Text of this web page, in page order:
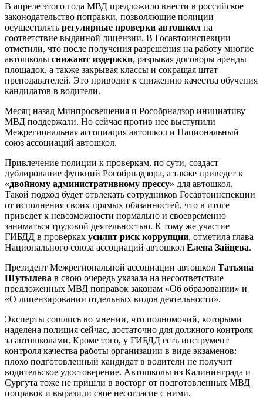
В апреле этого года МВД предложило внести в российское
законодательство поправки, позволяющие полиции
осуществлять регулярные проверки автошкол на
соответствие выданной лицензии. В Госавтоинспекции
отметили, что после получения разрешения на работу многие
автошколы снижают издержки, разрывая договоры аренды
площадок, а также закрывая классы и сокращая штат
преподавателей. Это приводит к снижению качества обучения
кандидатов в водители.
Месяц назад Минпросвещения и Рособрнадзор инициативу
МВД поддержали. Но сейчас против нее выступили
Межрегиональная ассоциация автошкол и Национальный
союз ассоциаций автошкол.
Привлечение полиции к проверкам, по сути, создаст
дублирование функций Рособрнадзора, а также приведет к
«двойному административному прессу» для автошкол.
Такой подход будет отвлекать сотрудников Госавтоинспекции
от исполнения своих прямых обязанностей, что в итоге
приведет к невозможности нормально и своевременно
заниматься трудовой деятельностью. К тому же участие
ГИБДД в проверках усилит риск коррупции, отметила глава
Национального союза ассоциаций автошкол Елена Зайцева.
Президент Межрегиональной ассоциации автошкол Татьяна
Шутылева в свою очередь указала на несоответствие
предложенных МВД поправок законам «Об образовании» и
«О лицензировании отдельных видов деятельности».
Эксперты сошлись во мнении, что полномочий, которыми
наделена полиция сейчас, достаточно для должного контроля
за автошколами. Кроме того, у ГИБДД есть инструмент
контроля качества работы организации в виде экзаменов:
плохо подготовленный кандидат в водители не получит
водительское удостоверение. Автошколы из Калининграда и
Сургута тоже не пришли в восторг от подготовленных МВД
поправок и выразили свое несогласие с ними.